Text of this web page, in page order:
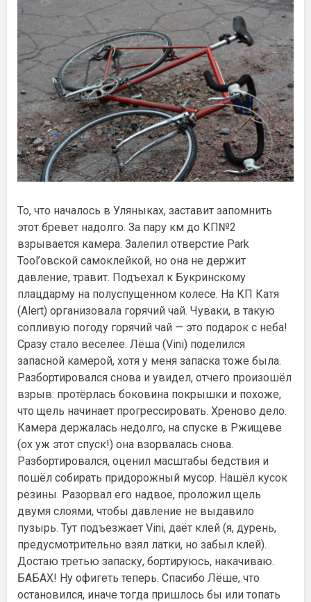
То, что началось в Уляныках, заставит запомнить
этот бревет надолго. За пару км до КП№2
взрывается камера. Залепил отверстие Park
Tool’овской самоклейкой, но она не держит
давление, травит. Подъехал к Букринскому
плацдарму на полуспущенном колесе. На КП Катя
(Alert) организовала горячий чай. Чуваки, в такую
сопливую погоду горячий чай — это подарок с неба!
Сразу стало веселее. Лёша (Vini) поделился
запасной камерой, хотя у меня запаска тоже была.
Разбортировался снова и увидел, отчего произошёл
взрыв: протёрлась боковина покрышки и похоже,
что щель начинает прогрессировать. Хреново дело.
Камера держалась недолго, на спуске в Ржищеве
(ох уж этот спуск!) она взорвалась снова.
Разбортировался, оценил масштабы бедствия и
пошёл собирать придорожный мусор. Нашёл кусок
резины. Разорвал его надвое, проложил щель
двумя слоями, чтобы давление не выдавило
пузырь. Тут подъезжает Vini, даёт клей (я, дурень,
предусмотрительно взял латки, но забыл клей).
Достаю третью запаску, бортируюсь, накачиваю.
БАБАХ! Ну офигеть теперь. Спасибо Лёше, что
остановился, иначе тогда пришлось бы или топать